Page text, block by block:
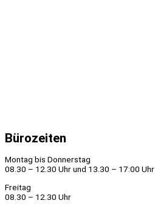
Bürozeiten
Montag bis Donnerstag
08.30 – 12.30 Uhr und 13.30 – 17:00 Uhr
Freitag
08.30 – 12.30 Uhr